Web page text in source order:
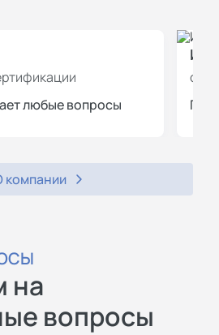
любые вопросы
компании
на
вопросы